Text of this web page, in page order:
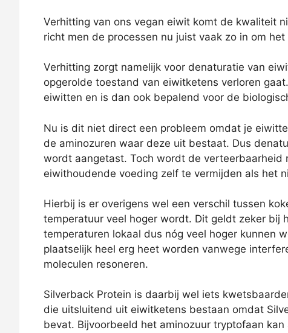
Verhitting van ons vegan eiwit komt de kwaliteit
richt men de processen nu juist vaak zo in om
Verhitting zorgt namelijk voor denaturatie van
opgerolde toestand van eiwitketens verloren
eiwitten en is dan ook bepalend voor de
Nu is dit niet direct een probleem omdat je
de aminozuren waar deze uit bestaat. Dus
wordt aangetast. Toch wordt de
eiwithoudende voeding zelf te vermijden als het
Hierbij is er overigens wel een verschil tussen
temperatuur veel hoger wordt. Dit geldt zeker bij
temperaturen lokaal dus nóg veel hoger kunnen
plaatselijk heel erg heet worden vanwege
moleculen resoneren.
Silverback Protein is daarbij wel iets
die uitsluitend uit eiwitketens bestaan omdat
bevat. Bijvoorbeeld het aminozuur tryptofaan